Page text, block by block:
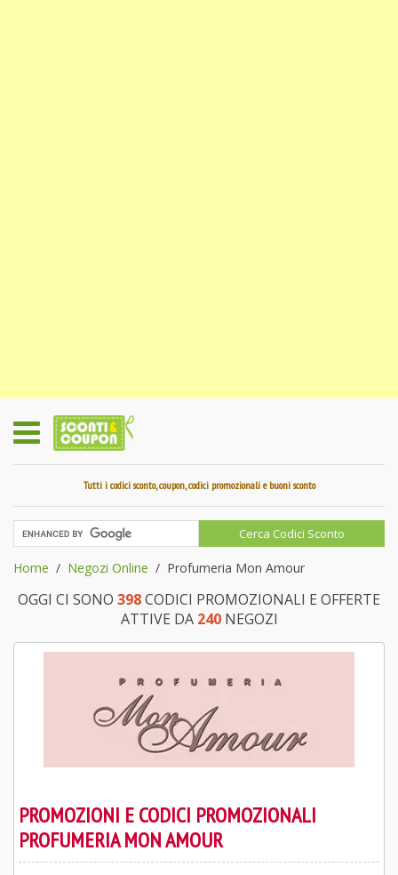
Tutti i codici sconto, coupon, codici promozionali e buoni sconto
Home Negozi Online Profumeria Mon Amour
OGGI CI SONO 398CODICI PROMOZIONALI E OFFERTE
ATTIVE DA 240NEGOZI
PROMOZIONI E CODICI PROMOZIONALI
PROFUMERIA MON AMOUR